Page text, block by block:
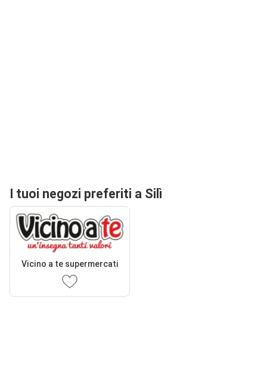
I tuoi negozi preferiti a Silì
Vicino a te supermercati